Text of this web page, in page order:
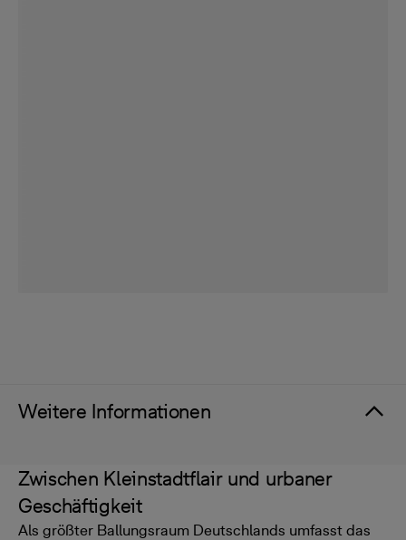
Weitere Informationen
Zwischen Kleinstadtflair und urbaner
Geschäftigkeit
Als größter Ballungsraum Deutschlands umfasst das